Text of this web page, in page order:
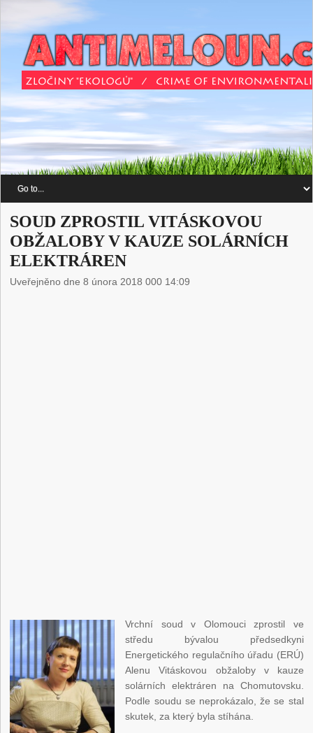
SOUD ZPROSTIL VITÁSKOVOU
OBŽALOBY V KAUZE SOLÁRNÍCH
ELEKTRÁREN
Uveřejněno dne 8 února 2018 000 14:09
Vrchní soud v Olomouci zprostil ve
středu bývalou předsedkyni
Energetického regulačního úřadu (ERÚ)
Alenu Vitáskovou obžaloby v kauze
solárních elektráren na Chomutovsku.
Podle soudu se neprokázalo, že se stal
skutek, za který byla stíhána.